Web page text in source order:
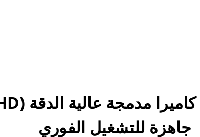
جاهزة للتشغيل الفوري